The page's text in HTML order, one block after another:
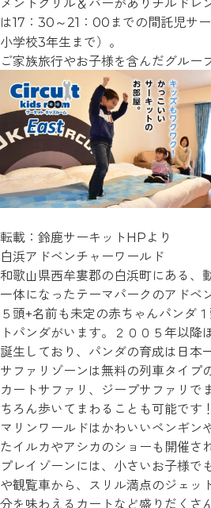
メントグリル＆バーがありチルドレ
は17：30～21：00までの間託児サ
小学校3年生まで）。
ご家族旅行やお子様を含んだグルー
転載：鈴鹿サーキットHPより
白浜アドベンチャーワールド
和歌山県西牟婁郡の白浜町にある、
一体になったテーマパークのアドベ
５頭+名前も未定の赤ちゃんパンダ
トパンダがいます。２００５年以降
誕生しており、パンダの育成は日本
サファリゾーンは無料の列車タイプ
カートサファリ、ジープサファリで
ちろん歩いてまわることも可能です！
マリンワールドはかわいいペンギン
たイルカやアシカのショーも開催さ
プレイゾーンには、小さいお子様で
や観覧車から、スリル満点のジェッ
分を味わえるカートなど盛りだくさ